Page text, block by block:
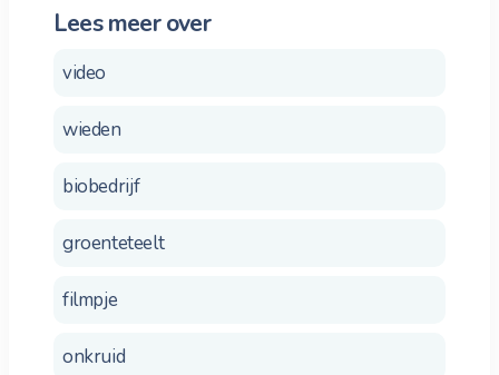
Lees meer over
video
wieden
biobedrijf
groenteteelt
filmpje
onkruid